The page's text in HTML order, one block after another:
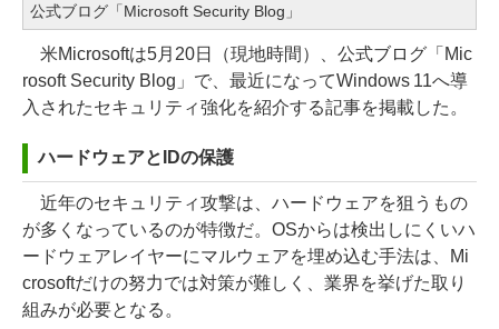
公式ブログ「Microsoft Security Blog」
米Microsoftは5月20日（現地時間）、公式ブログ「Mic
rosoft Security Blog」で、最近になってWindows 11へ導
入されたセキュリティ強化を紹介する記事を掲載した。
ハードウェアとIDの保護
近年のセキュリティ攻撃は、ハードウェアを狙うもの
が多くなっているのが特徴だ。OSからは検出しにくいハ
ードウェアレイヤーにマルウェアを埋め込む手法は、Mi
crosoftだけの努力では対策が難しく、業界を挙げた取り
組みが必要となる。